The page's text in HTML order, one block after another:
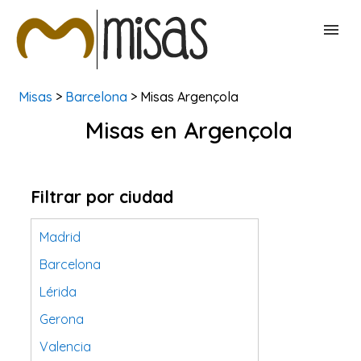
BUSCAR MISAS
Misas > Barcelona > Misas Argençola
Misas en Argençola
Filtrar por ciudad
Madrid
Barcelona
Lérida
Gerona
Valencia